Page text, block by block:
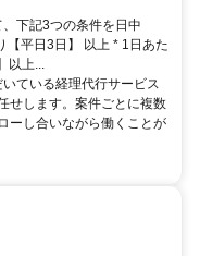
下記3つの条件を日中
【平日3日】 以上 * 1日あた
上...
ている経理代行サービス
せします。案件ごとに複数
ーし合いながら働くことが